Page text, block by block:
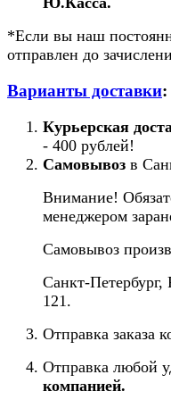
*Если вы наш
отправлен до
Варианты доставки:
Курьерская
- 400 рублей!
Самовывоз в
Внимание!
менеджером
Самовывоз
Санкт-
121.
Отправка заказа
Отправка любой
компанией.